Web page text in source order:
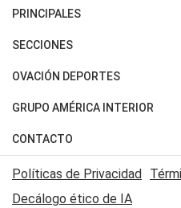
PRINCIPALES
Últimas Noticias
Política
Judiciales
Economia
SECCIONES
Horóscopo
Motores
Trucos caseros
Series y Películas
Edictos y Solicitadas
OVACIÓN DEPORTES
Fútbol
Mundial
Automovilismo
Rugby
GRUPO AMÉRICA INTERIOR
Canal 7 en Vivo
CONTACTO
Acerca de Nosotros
Contactanos
Políticas de Privacidad
Decálogo ético de IA